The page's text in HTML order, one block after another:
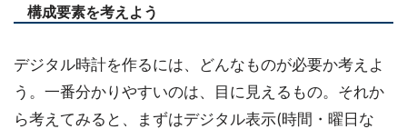
構成要素を考えよう
デジタル時計を作るには、どんなものが必要か考えよ
う。一番分かりやすいのは、目に見えるもの。それか
ら考えてみると、まずはデジタル表示(時間・曜日な